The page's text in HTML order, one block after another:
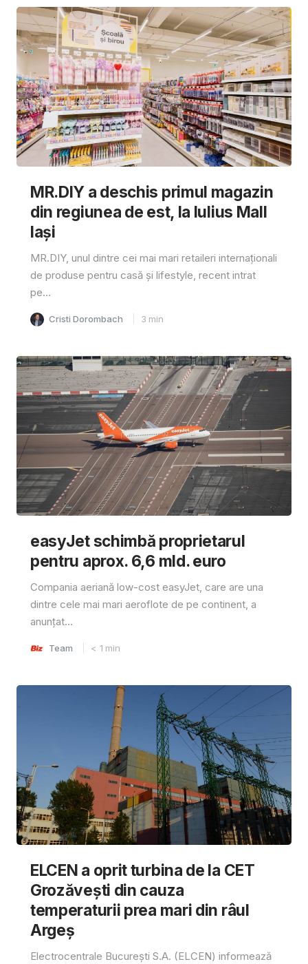
MR.DIY a deschis primul magazin
din regiunea de est, la Iulius Mall
Iași
MR.DIY, unul dintre cei mai mari retaileri internaționali
de produse pentru casă și lifestyle, recent intrat
pe...
Cristi Dorombach 3 min
easyJet schimbă proprietarul
pentru aprox. 6,6 mld. euro
Compania aeriană low-cost easyJet, care are una
dintre cele mai mari aeroflote de pe continent, a
anunțat...
Team < 1 min
ELCEN a oprit turbina de la CET
Grozăvești din cauza
temperaturii prea mari din râul
Argeș
Electrocentrale București S.A. (ELCEN) informează